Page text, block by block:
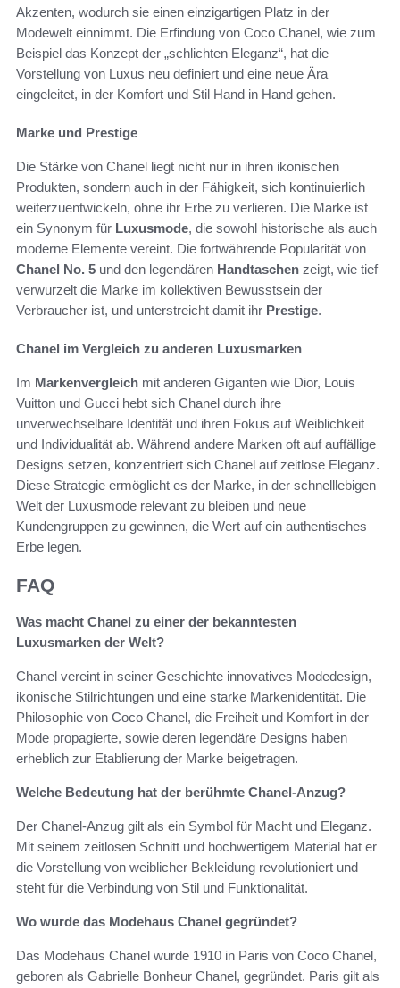
Akzenten, wodurch sie einen einzigartigen Platz in der
Modewelt einnimmt. Die Erfindung von Coco Chanel, wie zum
Beispiel das Konzept der „schlichten Eleganz“, hat die
Vorstellung von Luxus neu definiert und eine neue Ära
eingeleitet, in der Komfort und Stil Hand in Hand gehen.
Marke und Prestige
Die Stärke von Chanel liegt nicht nur in ihren ikonischen
Produkten, sondern auch in der Fähigkeit, sich kontinuierlich
weiterzuentwickeln, ohne ihr Erbe zu verlieren. Die Marke ist
ein Synonym für Luxusmode, die sowohl historische als auch
moderne Elemente vereint. Die fortwährende Popularität von
Chanel No. 5 und den legendären Handtaschen zeigt, wie tief
verwurzelt die Marke im kollektiven Bewusstsein der
Verbraucher ist, und unterstreicht damit ihr Prestige.
Chanel im Vergleich zu anderen Luxusmarken
Im Markenvergleich mit anderen Giganten wie Dior, Louis
Vuitton und Gucci hebt sich Chanel durch ihre
unverwechselbare Identität und ihren Fokus auf Weiblichkeit
und Individualität ab. Während andere Marken oft auf auffällige
Designs setzen, konzentriert sich Chanel auf zeitlose Eleganz.
Diese Strategie ermöglicht es der Marke, in der schnelllebigen
Welt der Luxusmode relevant zu bleiben und neue
Kundengruppen zu gewinnen, die Wert auf ein authentisches
Erbe legen.
FAQ
Was macht Chanel zu einer der bekanntesten
Luxusmarken der Welt?
Chanel vereint in seiner Geschichte innovatives Modedesign,
ikonische Stilrichtungen und eine starke Markenidentität. Die
Philosophie von Coco Chanel, die Freiheit und Komfort in der
Mode propagierte, sowie deren legendäre Designs haben
erheblich zur Etablierung der Marke beigetragen.
Welche Bedeutung hat der berühmte Chanel-Anzug?
Der Chanel-Anzug gilt als ein Symbol für Macht und Eleganz.
Mit seinem zeitlosen Schnitt und hochwertigem Material hat er
die Vorstellung von weiblicher Bekleidung revolutioniert und
steht für die Verbindung von Stil und Funktionalität.
Wo wurde das Modehaus Chanel gegründet?
Das Modehaus Chanel wurde 1910 in Paris von Coco Chanel,
geboren als Gabrielle Bonheur Chanel, gegründet. Paris gilt als